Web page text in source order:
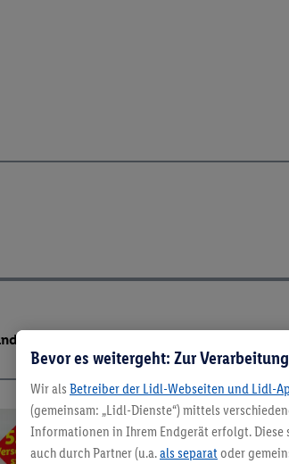
weitere Hinweise nach ElektroG und
Bevor es weitergeht: Zur
Wir als Betreiber der Lidl-Webseiten und Lidl-
(gemeinsam: „Lidl-Dienste“) mittels
Informationen in Ihrem Endgerät erfolgt.
auch durch Partner (u.a.als separat oder